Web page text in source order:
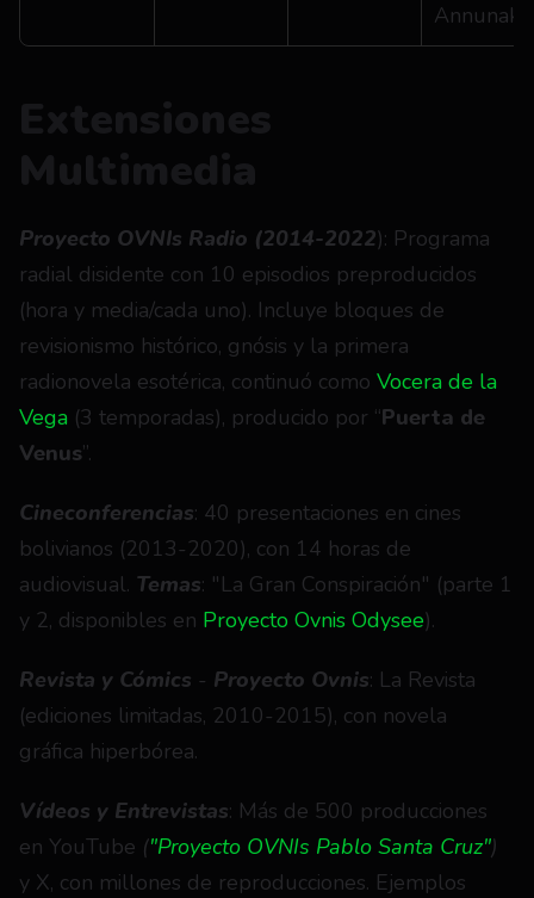
Annunaki.
Proyecto OVNIs Radio (2014-2022): Programa
radial disidente con 10 episodios preproducidos
(hora y media/cada uno). Incluye bloques de
revisionismo histórico, gnósis y la primera
radionovela esotérica, continuó como Vocera de la
Vega (3 temporadas), producido por “Puerta de
Venus”.
Cineconferencias: 40 presentaciones en cines
bolivianos (2013-2020), con 14 horas de
audiovisual. Temas: "La Gran Conspiración" (parte 1
y 2, disponibles en Proyecto Ovnis Odysee).
Revista y Cómics - Proyecto Ovnis: La Revista
(ediciones limitadas, 2010-2015), con novela
gráfica hiperbórea.
Vídeos y Entrevistas: Más de 500 producciones
en YouTube ("Proyecto OVNIs Pablo Santa Cruz")
y X, con millones de reproducciones. Ejemplos